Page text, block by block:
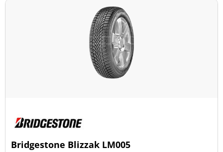
Bridgestone Blizzak LM005